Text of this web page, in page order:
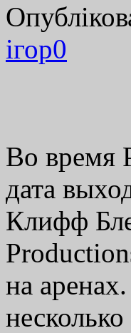
ігор0
Во время
дата
Клифф
на